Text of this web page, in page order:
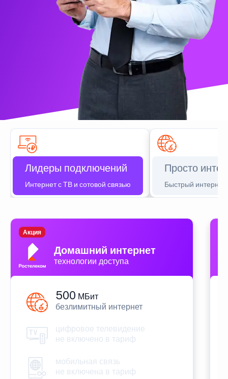
Лидеры подключений
Интернет с ТВ и сотовой связью
Просто
Быстрый интернет
Домашний интернет
технологии доступа
Акция
500 МБит
безлимитный интернет
цифровое телевидение
не включено в тариф
мобильная связь
не включена в тариф